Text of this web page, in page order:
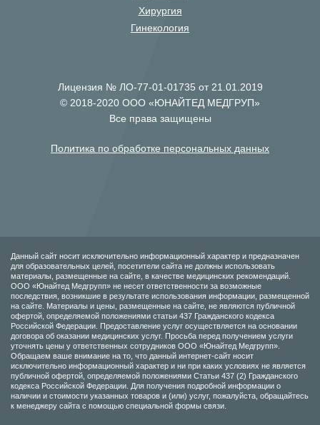
Хирургия
Гинекология
Лицензия № ЛО-77-01-01735 от 21.01.2019
© 2018-2020 ООО «ЮНАЙТЕД МЕДГРУП»
Все права защищены
Политика по обработке персональных данных
Данный сайт носит исключительно информационный характер и предназначен
для образовательных целей, посетители сайта не должны использовать
материалы, размещенные на сайте, в качестве медицинских рекомендаций.
ООО «Юнайтед Медгрупп» не несет ответственности за возможные
последствия, возникшие в результате использования информации, размещенной
на сайте. Материалы и цены, размещенные на сайте, не являются публичной
офертой, определяемой положениями статьи 437 Гражданского кодекса
Российской Федерации. Предоставление услуг осуществляется на основании
договора об оказании медицинских услуг. Просьба перед получением услуги
уточнять цены у ответственных сотрудников ООО «Юнайтед Медгрупп».
Обращаем ваше внимание на то, что данный интернет-сайт носит
исключительно информационный характер и ни при каких условиях не является
публичной офертой, определяемой положениями Статьи 437 (2) Гражданского
кодекса Российской Федерации. Для получения подробной информации о
наличии и стоимости указанных товаров и (или) услуг, пожалуйста, обращайтесь
к менеджеру сайта с помощью специальной формы связи.